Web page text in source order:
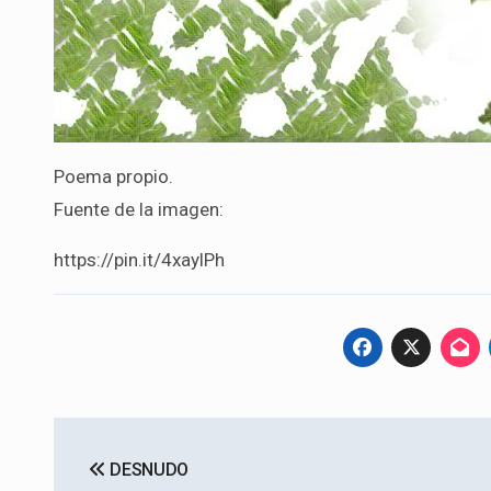
Poema propio.
Fuente de la imagen:
https://pin.it/4xaylPh
DESNUDO